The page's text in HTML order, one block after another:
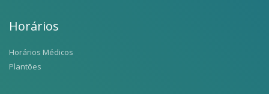
Horários
Horários Médicos
Plantões